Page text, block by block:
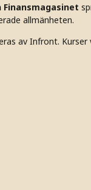
Finansmagasinet
allmänheten.
av Infront.